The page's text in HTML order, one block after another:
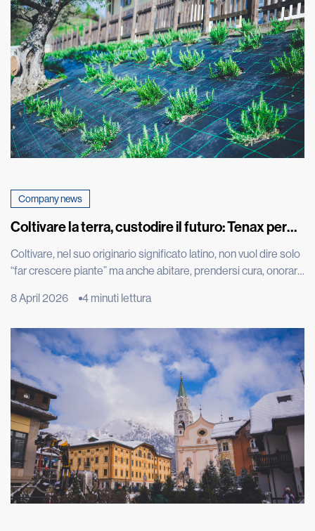
Company news
Coltivare la terra, custodire il futuro: Tenax per
Coltivare, nel suo originario significato latino, non vuol dire solo
“far crescere piante” ma anche abitare, prendersi cura, onorare
dell’intenzione ancora prima del gesto: creare le condizioni
L’orto è molto più di uno spazio produttivo: […]
8 April 2026 4 minuti lettura